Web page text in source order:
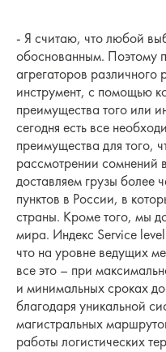
- Я считаю, что любой
обоснованным. Поэтому
агрегаторов
инструмент, с помощью
преимущества того или
сегодня есть все
преимущества для того,
рассмотрении сомнений
доставляем грузы более
пунктов в России, в
страны. Кроме того, мы
мира. Индекс Service
что на уровне ведущих
все это – при
и минимальных сроках
благодаря уникальной
магистральных
работы логистических